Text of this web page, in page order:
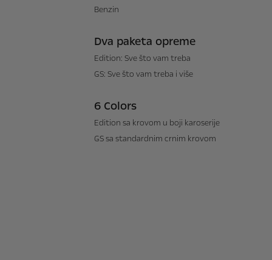
Benzin
Dva paketa opreme
Edition: Sve što vam treba
GS: Sve što vam treba i više
6 Colors
Edition sa krovom u boji karoserije
GS sa standardnim crnim krovom